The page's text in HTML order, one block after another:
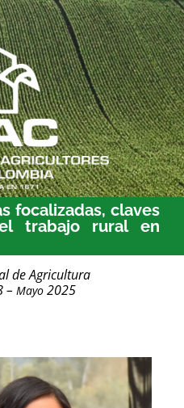
focalizadas, claves
trabajo rural en
de Agricultura
– Mayo 2025